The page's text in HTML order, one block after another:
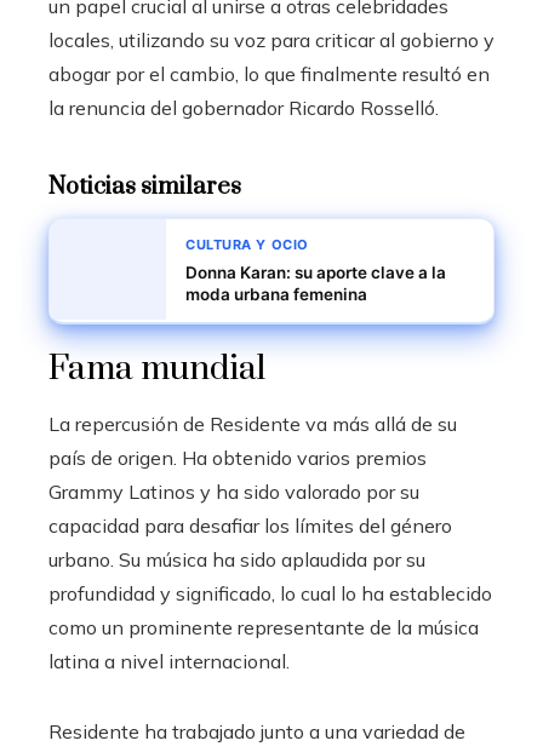
un papel crucial al unirse a otras celebridades
locales, utilizando su voz para criticar al gobierno y
abogar por el cambio, lo que finalmente resultó en
la renuncia del gobernador Ricardo Rosselló.
Noticias similares
CULTURA Y OCIO
Donna Karan: su aporte clave a la
moda urbana femenina
Fama mundial
La repercusión de Residente va más allá de su
país de origen. Ha obtenido varios premios
Grammy Latinos y ha sido valorado por su
capacidad para desafiar los límites del género
urbano. Su música ha sido aplaudida por su
profundidad y significado, lo cual lo ha establecido
como un prominente representante de la música
latina a nivel internacional.
Residente ha trabajado junto a una variedad de